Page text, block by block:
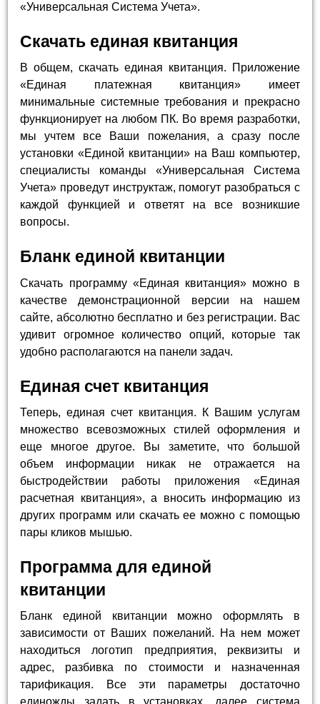
«Универсальная Система Учета».
Скачать единая квитанция
В общем, скачать единая квитанция. Приложение
«Единая платежная квитанция» имеет
минимальные системные требования и прекрасно
функционирует на любом ПК. Во время разработки,
мы учтем все Ваши пожелания, а сразу после
установки «Единой квитанции» на Ваш компьютер,
специалисты команды «Универсальная Система
Учета» проведут инструктаж, помогут разобраться с
каждой функцией и ответят на все возникшие
вопросы.
Бланк единой квитанции
Скачать программу «Единая квитанция» можно в
качестве демонстрационной версии на нашем
сайте, абсолютно бесплатно и без регистрации. Вас
удивит огромное количество опций, которые так
удобно располагаются на панели задач.
Единая счет квитанция
Теперь, единая счет квитанция. К Вашим услугам
множество всевозможных стилей оформления и
еще многое другое. Вы заметите, что большой
объем информации никак не отражается на
быстродействии работы приложения «Единая
расчетная квитанция», а вносить информацию из
других программ или скачать ее можно с помощью
пары кликов мышью.
Программа для единой
квитанции
Бланк единой квитанции можно оформлять в
зависимости от Ваших пожеланий. На нем может
находиться логотип предприятия, реквизиты и
адрес, разбивка по стоимости и назначенная
тарификация. Все эти параметры достаточно
единожды задать в установках, далее система